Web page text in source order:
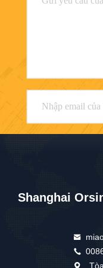
Shanghai